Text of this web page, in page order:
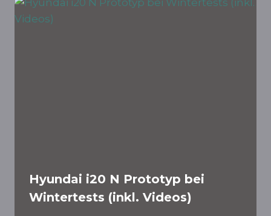
Hyundai i20 N Prototyp bei
Wintertests (inkl. Videos)